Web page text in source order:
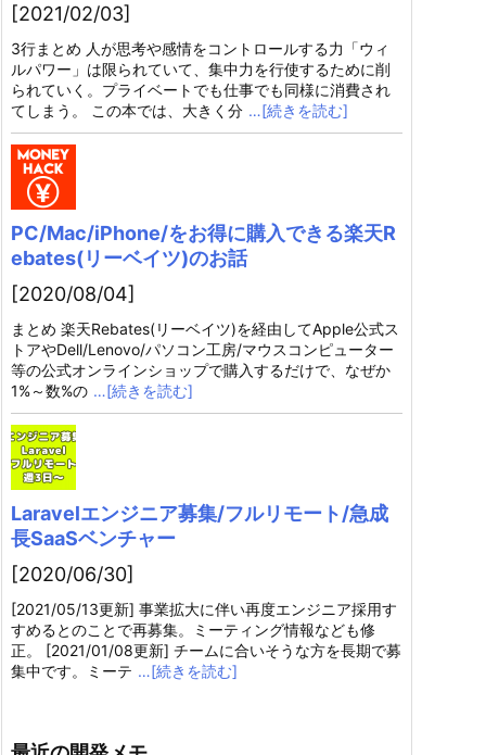
[2021/02/03]
3行まとめ 人が思考や感情をコントロールする力「ウィ
ルパワー」は限られていて、集中力を行使するために削
られていく。プライベートでも仕事でも同様に消費され
てしまう。 この本では、大きく分 …[続きを読む]
PC/Mac/iPhone/をお得に購入できる楽天R
ebates(リーベイツ)のお話
[2020/08/04]
まとめ 楽天Rebates(リーベイツ)を経由してApple公式ス
トアやDell/Lenovo/パソコン工房/マウスコンピューター
等の公式オンラインショップで購入するだけで、なぜか
1%～数%の …[続きを読む]
Laravelエンジニア募集/フルリモート/急成
長SaaSベンチャー
[2020/06/30]
[2021/05/13更新] 事業拡大に伴い再度エンジニア採用す
すめるとのことで再募集。ミーティング情報なども修
正。 [2021/01/08更新] チームに合いそうな方を長期で募
集中です。ミーテ …[続きを読む]